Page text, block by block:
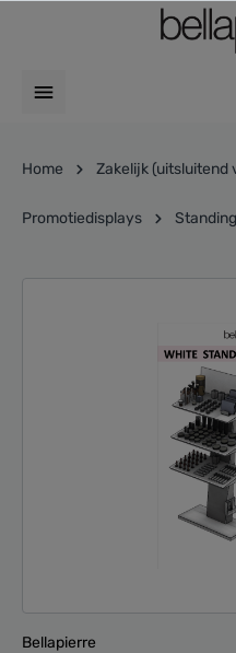
Home Zakelijk (uitsluitend
Promotiedisplays
Bellapierre